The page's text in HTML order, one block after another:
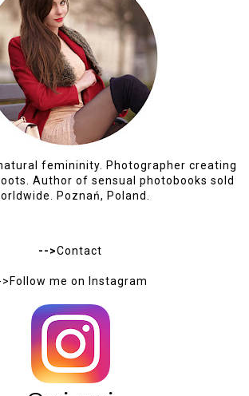
femininity. Photographer creating
Author of sensual photobooks sold
Poznań, Poland.
-->Contact
me on Instagram